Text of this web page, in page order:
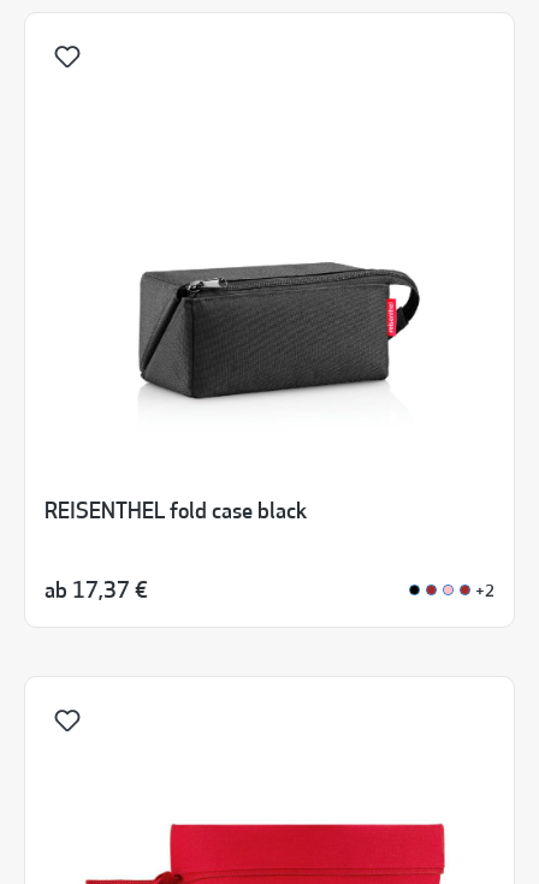
REISENTHEL fold case black
ab 17,37 € +2